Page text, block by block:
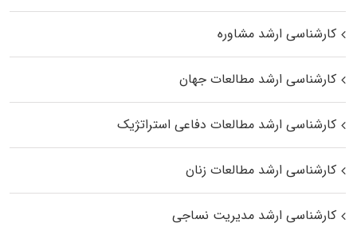
کارشناسی ارشد مشاوره
کارشناسی ارشد مطالعات جهان
کارشناسی ارشد مطالعات دفاعی استراتژیک
کارشناسی ارشد مطالعات زنان
کارشناسی ارشد مدیریت نساجی